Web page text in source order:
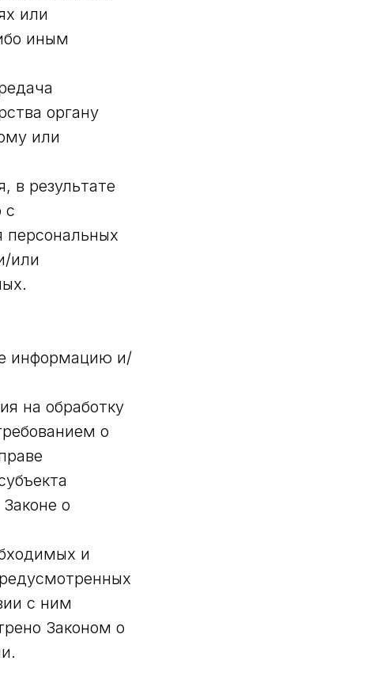
или
иным
органу
или
в результате
с
персональных
или
информацию и/
на обработку
о
о
и
с ним
Законом о